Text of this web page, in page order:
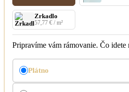
Zrkadlo
57,77 € / m²
Pripravíme vám rámovanie. Čo idete
Plátno